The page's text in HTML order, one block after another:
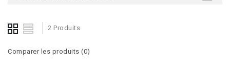
2 Produits
Comparer les produits (0)